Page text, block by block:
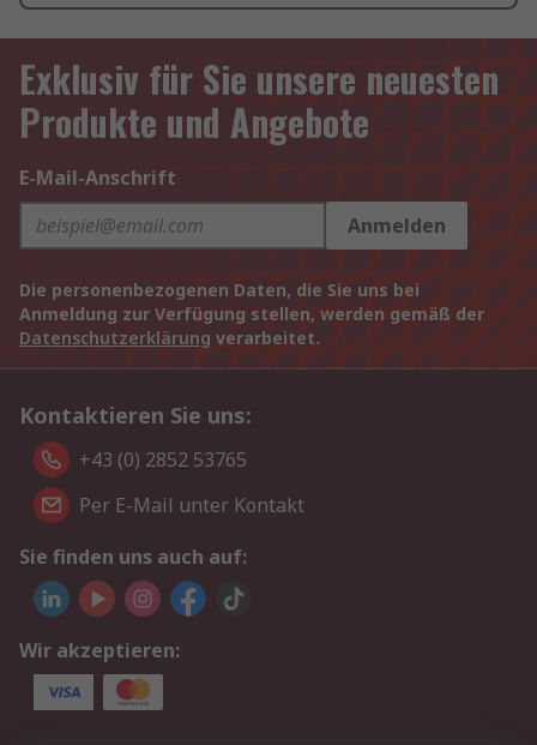
Exklusiv für Sie unsere neuesten
Produkte und Angebote
E-Mail-Anschrift
Anmelden
Die personenbezogenen Daten, die Sie uns bei
Anmeldung zur Verfügung stellen, werden gemäß der
Datenschutzerklärung verarbeitet.
Kontaktieren Sie uns:
+43 (0) 2852 53765
Per E-Mail unter Kontakt
Sie finden uns auch auf:
Wir akzeptieren: